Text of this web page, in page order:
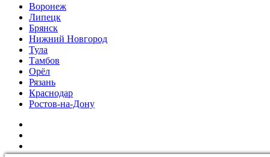
Воронеж
Липецк
Брянск
Нижний Новгород
Тула
Тамбов
Орёл
Рязань
Краснодар
Ростов-на-Дону